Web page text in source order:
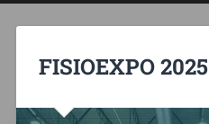
FISIOEXPO 2025